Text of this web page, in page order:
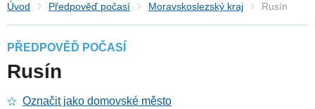
Úvod Předpověď počasí Moravskoslezský kraj Rusín
PŘEDPOVĚĎ POČASÍ
Rusín
Označit jako domovské město